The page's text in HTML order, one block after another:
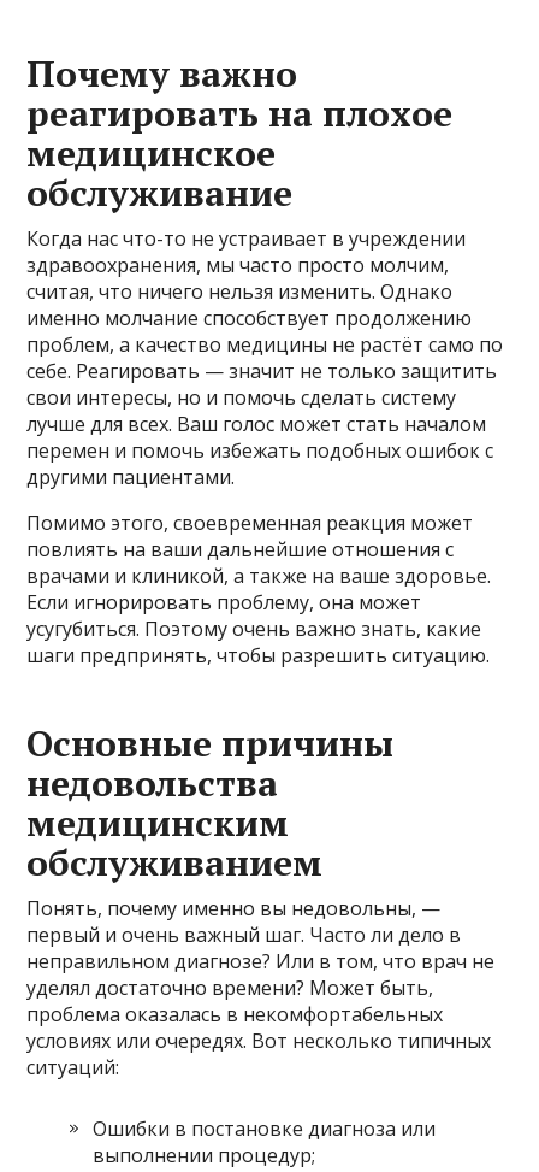
Почему важно
реагировать на плохое
медицинское
обслуживание
Когда нас что-то не устраивает в учреждении
здравоохранения, мы часто просто молчим,
считая, что ничего нельзя изменить. Однако
именно молчание способствует продолжению
проблем, а качество медицины не растёт само по
себе. Реагировать — значит не только защитить
свои интересы, но и помочь сделать систему
лучше для всех. Ваш голос может стать началом
перемен и помочь избежать подобных ошибок с
другими пациентами.
Помимо этого, своевременная реакция может
повлиять на ваши дальнейшие отношения с
врачами и клиникой, а также на ваше здоровье.
Если игнорировать проблему, она может
усугубиться. Поэтому очень важно знать, какие
шаги предпринять, чтобы разрешить ситуацию.
Основные причины
недовольства
медицинским
обслуживанием
Понять, почему именно вы недовольны, —
первый и очень важный шаг. Часто ли дело в
неправильном диагнозе? Или в том, что врач не
уделял достаточно времени? Может быть,
проблема оказалась в некомфортабельных
условиях или очередях. Вот несколько типичных
ситуаций:
Ошибки в постановке диагноза или
выполнении процедур;